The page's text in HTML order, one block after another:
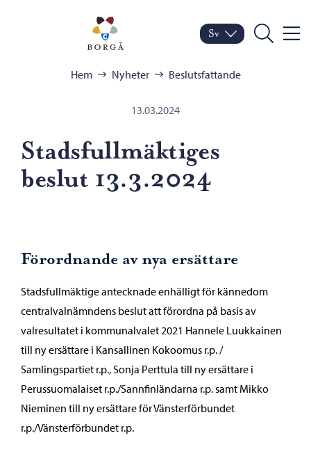
Porvoo – Gå till
Byt språk
Nuvarande språk:
Sv
Sök Meny
Hem Nyheter Beslutsfattande
13.03.2024
Stadsfullmäktiges
beslut 13.3.2024
Förordnande av nya ersättare
Stadsfullmäktige antecknade enhälligt för kännedom
centralvalnämndens beslut att förordna på basis av
valresultatet i kommunalvalet 2021 Hannele Luukkainen
till ny ersättare i Kansallinen Kokoomus r.p. /
Samlingspartiet r.p., Sonja Perttula till ny ersättare i
Perussuomalaiset r.p./Sannfinländarna r.p. samt Mikko
Nieminen till ny ersättare för Vänsterförbundet
r.p./Vänsterförbundet r.p.